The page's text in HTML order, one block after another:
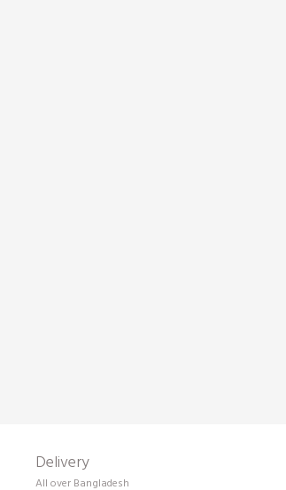
Delivery
All over Bangladesh